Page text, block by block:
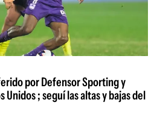
por Defensor Sporting y
Unidos ; seguí las altas y bajas del